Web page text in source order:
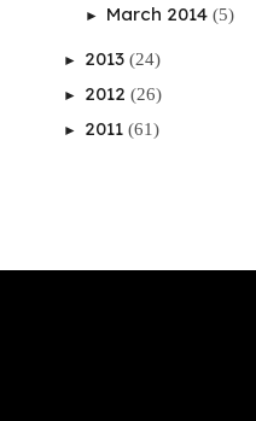
► March 2014 (5)
► 2013 (24)
► 2012 (26)
► 2011 (61)